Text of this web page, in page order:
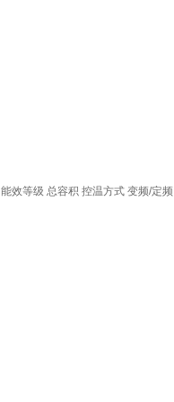
能效等级 总容积 控温方式 变频/定频